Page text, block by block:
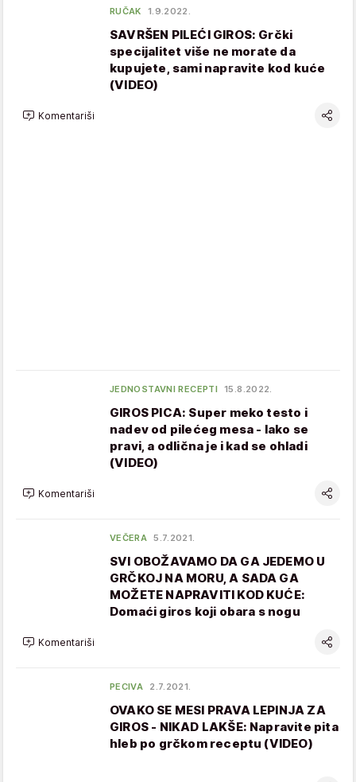
RUČAK 1.9.2022.
SAVRŠEN PILEĆI GIROS: Grčki
specijalitet više ne morate da
kupujete, sami napravite kod kuće
(VIDEO)
Komentariši
JEDNOSTAVNI RECEPTI 15.8.2022.
GIROS PICA: Super meko testo i
nadev od pilećeg mesa - lako se
pravi, a odlična je i kad se ohladi
(VIDEO)
Komentariši
VEČERA 5.7.2021.
SVI OBOŽAVAMO DA GA JEDEMO U
GRČKOJ NA MORU, A SADA GA
MOŽETE NAPRAVITI KOD KUĆE:
Domaći giros koji obara s nogu
Komentariši
PECIVA 2.7.2021.
OVAKO SE MESI PRAVA LEPINJA ZA
GIROS - NIKAD LAKŠE: Napravite pita
hleb po grčkom receptu (VIDEO)